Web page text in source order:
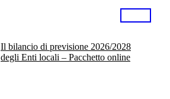
Il bilancio di previsione 2026/2028
degli Enti locali – Pacchetto online